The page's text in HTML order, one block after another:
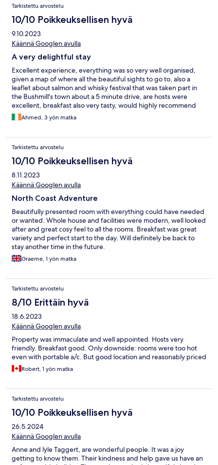
Tarkistettu arvostelu
10/10 Poikkeuksellisen hyvä
9.10.2023
Käännä Googlen avulla
A very delightful stay
Excellent experience, everything was so very well organised,
given a map of where all the beautiful sights to go to, also a
leaflet about salmon and whisky festival that was taken part in
the Bushmill's town about a 5 minute drive, are hosts were
excellent, breakfast also very tasty, would highly recommend
this to people travelling to this part of the country
Ahmed, 3 yön matka
Tarkistettu arvostelu
10/10 Poikkeuksellisen hyvä
8.11.2023
Käännä Googlen avulla
North Coast Adventure
Beautifully presented room with everything could have needed
or wanted. Whole house and facilities were modern, well looked
after and great cosy feel to all the rooms. Breakfast was great
variety and perfect start to the day. Will definitely be back to
stay another time in the future.
Graeme, 1 yön matka
Tarkistettu arvostelu
8/10 Erittäin hyvä
18.6.2023
Käännä Googlen avulla
Property was immaculate and well appointed. Hosts very
friendly. Breakfast good. Only downside: rooms were too hot
even with portable a/c. But good location and reasonably priced
Robert, 1 yön matka
Tarkistettu arvostelu
10/10 Poikkeuksellisen hyvä
26.5.2024
Käännä Googlen avulla
Anne and lyle Taggert, are wonderful people. It was a joy
getting to know them. Their kindness and help gave us have an